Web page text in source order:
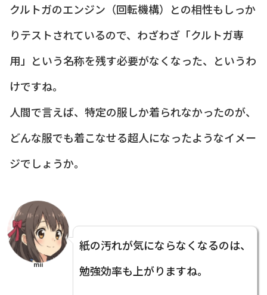
クルトガのエンジン（回転機構）との相性もしっか
りテストされているので、わざわざ「クルトガ専
用」という名称を残す必要がなくなった、というわ
けですね。
人間で言えば、特定の服しか着られなかったのが、
どんな服でも着こなせる超人になったようなイメー
ジでしょうか。
mii
紙の汚れが気にならなくなるのは、
勉強効率も上がりますね。